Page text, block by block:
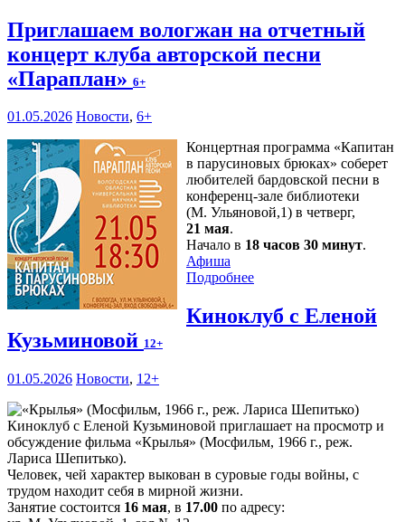
Приглашаем вологжан на отчетный
концерт клуба авторской песни
«Параплан» 6+
01.05.2026 Новости, 6+
Концертная программа «Капитан
в парусиновых брюках» соберет
любителей бардовской песни в
конференц-зале библиотеки
(М. Ульяновой,1) в четверг,
21 мая.
Начало в 18 часов 30 минут.
Афиша
Подробнее
Киноклуб с Еленой
Кузьминовой 12+
01.05.2026 Новости, 12+
Киноклуб с Еленой Кузьминовой приглашает на просмотр и
обсуждение фильма «Крылья» (Мосфильм, 1966 г., реж.
Лариса Шепитько).
Человек, чей характер выкован в суровые годы войны, с
трудом находит себя в мирной жизни.
Занятие состоится 16 мая, в 17.00 по адресу: